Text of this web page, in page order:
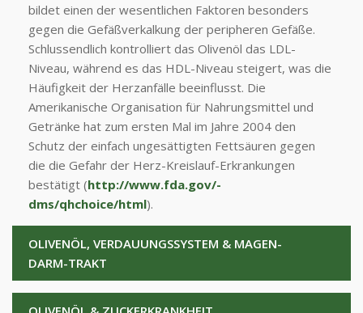
bildet einen der wesentlichen Faktoren besonders
gegen die Gefäßverkalkung der peripheren Gefäße.
Schlussendlich kontrolliert das Olivenöl das LDL-
Niveau, während es das HDL-Niveau steigert, was die
Häufigkeit der Herzanfälle beeinflusst. Die
Amerikanische Organisation für Nahrungsmittel und
Getränke hat zum ersten Mal im Jahre 2004 den
Schutz der einfach ungesättigten Fettsäuren gegen
die die Gefahr der Herz-Kreislauf-Erkrankungen
bestätigt (http://www.fda.gov/-
dms/qhchoice/html).
OLIVENÖL, VERDAUUNGSSYSTEM & MAGEN-
DARM-TRAKT